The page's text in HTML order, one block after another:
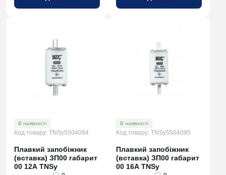
В наявності
Код товару: TNSy5504094
Плавкий запобіжник
(вставка) ЗП00 габарит
00 12А TNSy
В наявності
Код товару: TNSy5504095
Плавкий запобіжник
(вставка) ЗП00 габарит
00 16А TNSy